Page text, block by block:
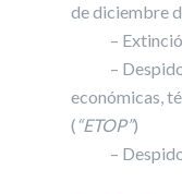
de diciembre
– Extinción
– Despidos
económicas,
( “ETOP”)
–